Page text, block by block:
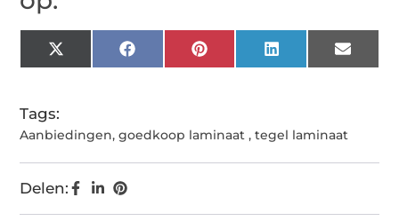
X
(Twitter)
FacebookPinterestLinkedIn Email
Tags:
Aanbiedingen,goedkoop laminaat ,tegel laminaat
Delen: